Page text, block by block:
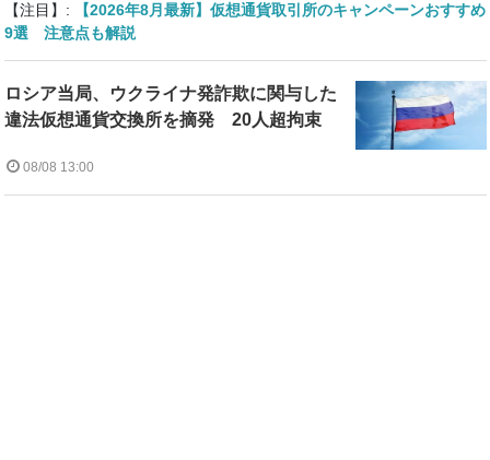
【注目】:
【2026年8月最新】仮想通貨取引所のキャンペーンおすすめ
9選 注意点も解説
ロシア当局、ウクライナ発詐欺に関与した
違法仮想通貨交換所を摘発 20人超拘束
08/08 13:00